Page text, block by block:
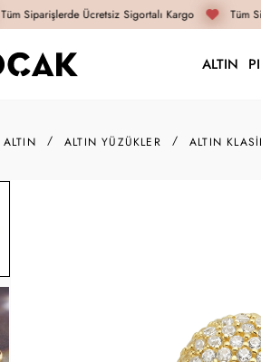
Tüm Siparişlerde Ücretsiz Sigortalı Kargo Tüm
ALTIN
ALTIN ALTIN YÜZÜKLER ALTIN